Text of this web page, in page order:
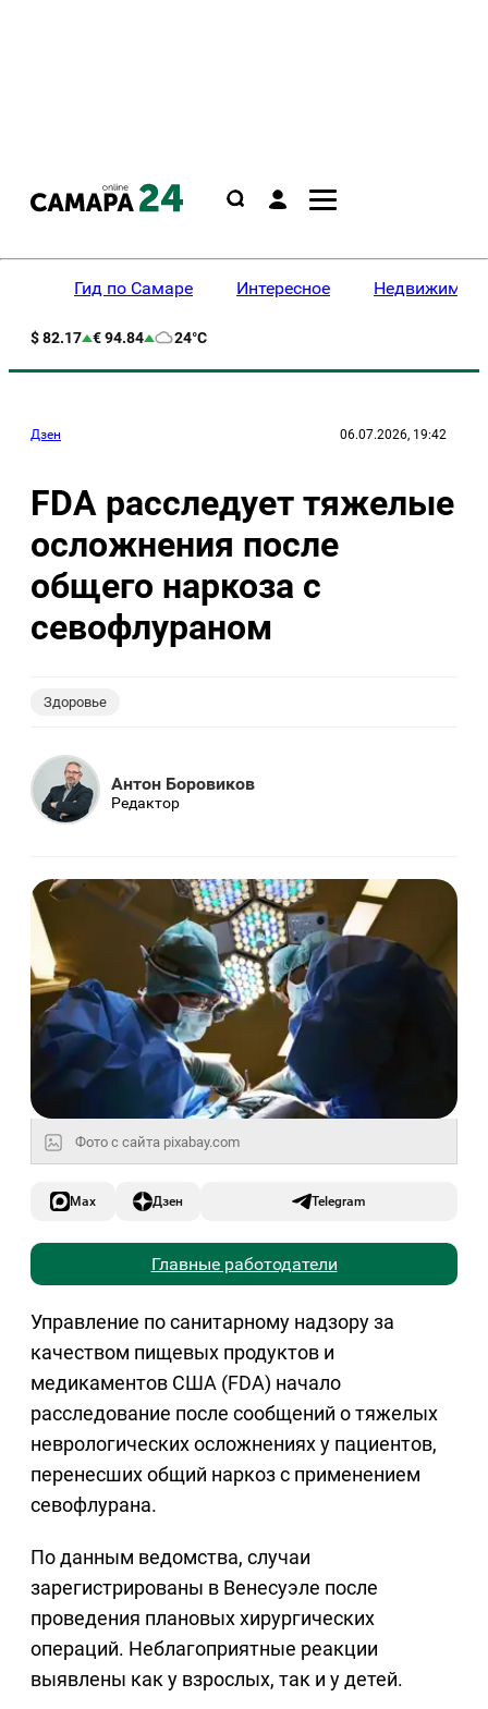
Гид по Самаре Интересное
$ 82.17 € 94.84 24°C
Дзен 06.07.2026, 19:42
FDA расследует тяжелые
осложнения после
общего наркоза с
севофлураном
Здоровье
Антон Боровиков
Редактор
Фото с сайта pixabay.com
Max Дзен Telegram
Главные работодатели
Управление по санитарному надзору за
качеством пищевых продуктов и
медикаментов США (FDA) начало
расследование после сообщений о тяжелых
неврологических осложнениях у пациентов,
перенесших общий наркоз с применением
севофлурана.
По данным ведомства, случаи
зарегистрированы в Венесуэле после
проведения плановых хирургических
операций. Неблагоприятные реакции
выявлены как у взрослых, так и у детей.